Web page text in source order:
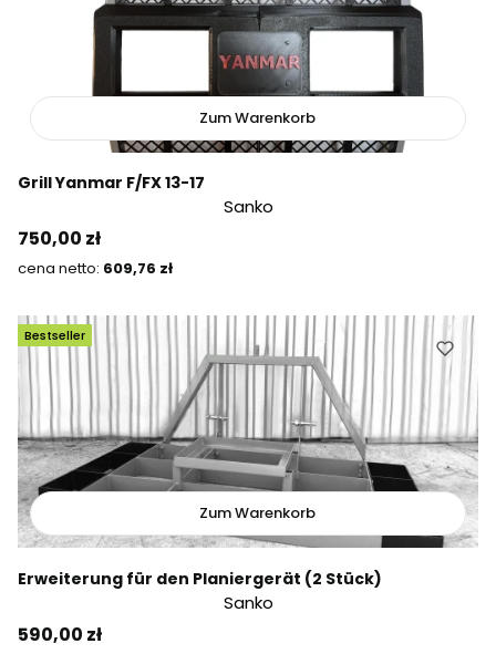
Zum Warenkorb
Grill Yanmar F/FX 13-17
Sanko
Preis
750,00 zł
Preis
609,76 zł
Bestseller
Zum Warenkorb
Erweiterung für den Planiergerät (2 Stück)
Sanko
Preis
590,00 zł